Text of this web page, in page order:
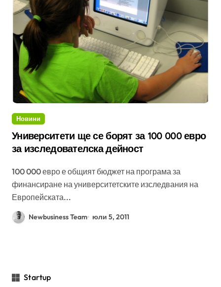
Новини
Университети ще се борят за 100 000 евро
за изследователска дейност
100 000 евро е общият бюджет на програма за
финансиране на университетските изследвания на
Европейската...
Newbusiness Team юли 5, 2011
Startup